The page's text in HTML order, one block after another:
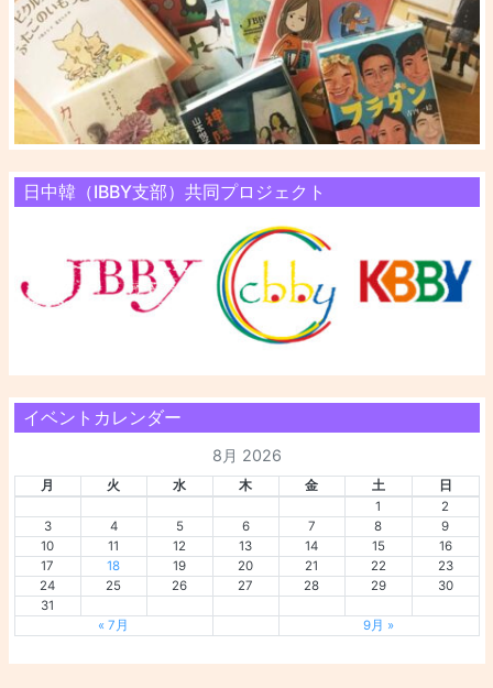
日中韓（IBBY支部）共同プロジェクト
イベントカレンダー
8月 2026
月 火 水 木 金 土
日
1
2
3
4 5 6 7 8
9
10
11 12 13 14 15
16
17
18 19 20 21 22
23
24
25 26 27 28 29
30
31
« 7月
9月 »